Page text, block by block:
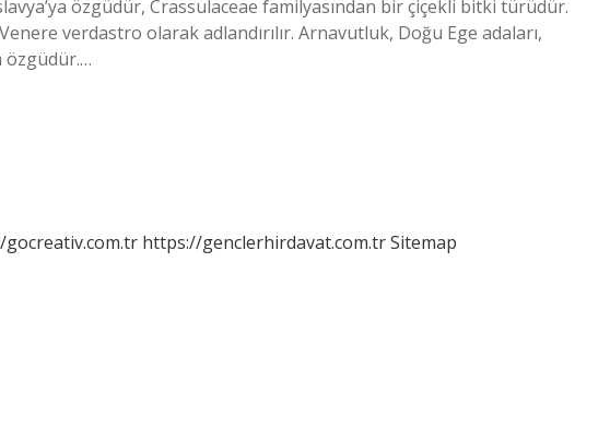
özgüdür, Crassulaceae familyasından bir çiçekli bitki türüdür.
verdastro olarak adlandırılır. Arnavutluk, Doğu Ege adaları,
özgüdür.…
https://genclerhirdavat.com.trSitemap